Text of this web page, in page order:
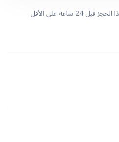
لست متأكدًا؟ يمكنك إلغاء هذا الحجز قبل 24 ساعة على الأقل